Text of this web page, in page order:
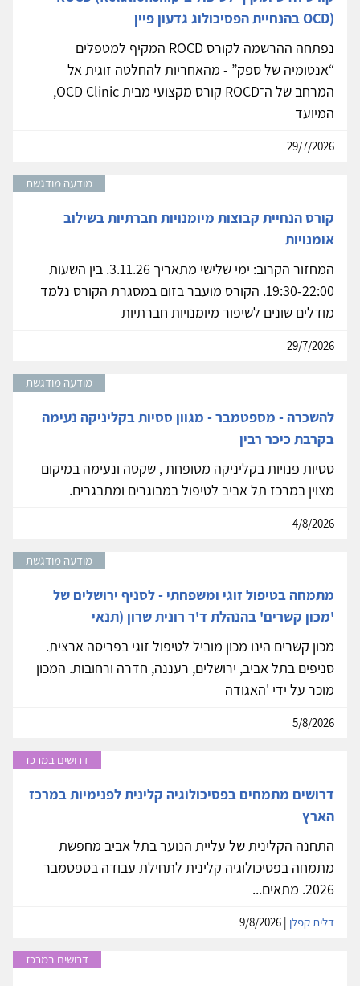
OCD) בהנחיית הפסיכולוג גדעון פיין
נפתחה ההרשמה לקורס ROCD המקיף למטפלים
“אנטומיה של ספק” - מהאחריות להחלטה זוגית אל
המרחב של ה־ROCD קורס מקצועי מבית OCD Clinic,
המיועד
29/7/2026
מודעה מודגשת
קורס הנחיית קבוצות מיומנויות חברתיות בשילוב
אומנויות
המחזור הקרוב: ימי שלישי מתאריך 3.11.26. בין השעות
19:30-22:00. הקורס מועבר בזום במסגרת הקורס נלמד
מודלים שונים לשיפור מיומנויות חברתיות
29/7/2026
מודעה מודגשת
להשכרה - מספטמבר - מגוון ססיות בקליניקה נעימה
בקרבת כיכר רבין
ססיות פנויות בקליניקה מטופחת , שקטה ונעימה במיקום
מצוין במרכז תל אביב לטיפול במבוגרים ומתבגרים.
4/8/2026
מודעה מודגשת
מתמחה בטיפול זוגי ומשפחתי - לסניף ירושלים של
'מכון קשרים' בהנהלת ד'ר רונית שרון (תנאי
מכון קשרים הינו מכון מוביל לטיפול זוגי בפריסה ארצית.
סניפים בתל אביב, ירושלים, רעננה, חדרה ורחובות. המכון
מוכר על ידי 'האגודה
5/8/2026
דרושים במרכז
דרושים מתמחים בפסיכולוגיה קלינית לפנימיות במרכז
הארץ
התחנה הקלינית של עליית הנוער בתל אביב מחפשת
מתמחה בפסיכולוגיה קלינית לתחילת עבודה בספטמבר
2026. מתאים...
דלית קפלן
דרושים במרכז